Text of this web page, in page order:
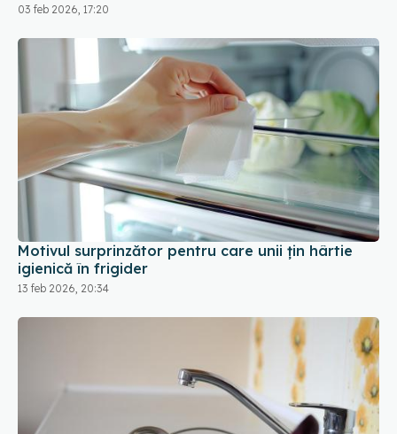
03 feb 2026, 17:20
Motivul surprinzător pentru care unii țin hârtie
igienică în frigider
13 feb 2026, 20:34